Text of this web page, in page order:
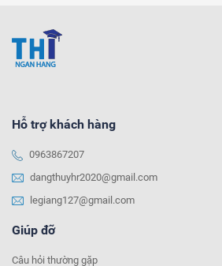
Hỗ trợ khách hàng
0963867207
dangthuyhr2020@gmail.com
legiang127@gmail.com
Giúp đỡ
Câu hỏi thường gặp